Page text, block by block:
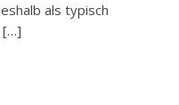
als typisch
[…]